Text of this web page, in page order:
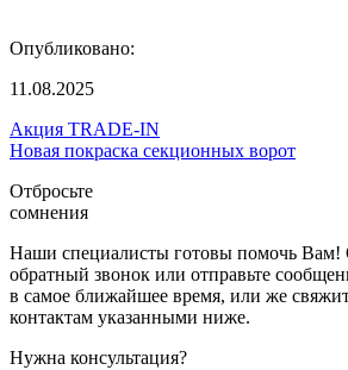
Опубликовано:
11.08.2025
Акция TRADE-IN
Новая покраска секционных ворот
Отбросьте
сомнения
Наши специалисты готовы помочь Вам!
обратный звонок или отправьте
в самое ближайшее время, или же
контактам указанными ниже.
Нужна консультация?